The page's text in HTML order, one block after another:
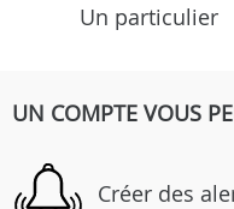
Un particulier
UN COMPTE VOUS
Créer des